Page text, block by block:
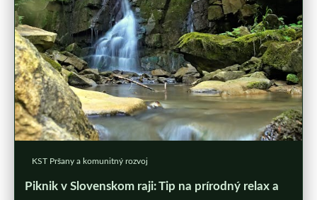
KST Pršany a komunitný rozvoj
Piknik v Slovenskom raji: Tip na prírodný relax a